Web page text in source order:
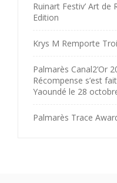
Ruinart Festiv’ Art
Edition
Krys M Remporte
Palmarès Canal2’Or
Récompense s’est
Yaoundé le 28
Palmarès Trace